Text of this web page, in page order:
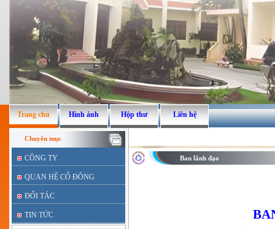
Trang chủ Hình ảnh Hộp thư Liên hệ
Chuyên mục
CÔNG TY
QUAN HỆ CỔ ĐÔNG
ĐỐI TÁC
TIN TỨC
Ban lãnh đạo